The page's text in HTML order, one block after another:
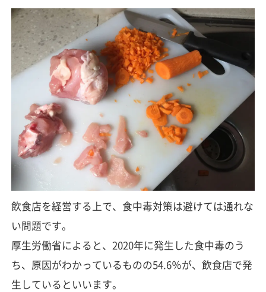
飲食店を経営する上で、食中毒対策は避けては通れな
い問題です。
厚生労働省によると、2020年に発生した食中毒のう
ち、原因がわかっているものの54.6％が、飲食店で発
生しているといいます。